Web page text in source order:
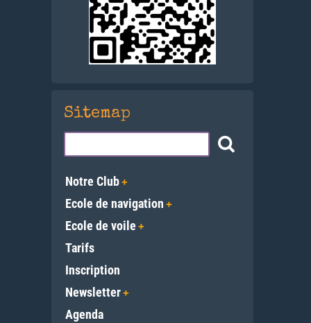
Sitemap
Notre Club
Ecole de navigation
Ecole de voile
Tarifs
Inscription
Newsletter
Agenda